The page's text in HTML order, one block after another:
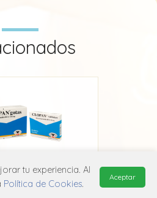
Clopan
tu experiencia. Al
Política de Cookies.
Aceptar